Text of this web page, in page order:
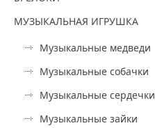
МУЗЫКАЛЬНАЯ ИГРУШКА
Музыкальные медведи
Музыкальные собачки
Музыкальные сердечки
Музыкальные зайки